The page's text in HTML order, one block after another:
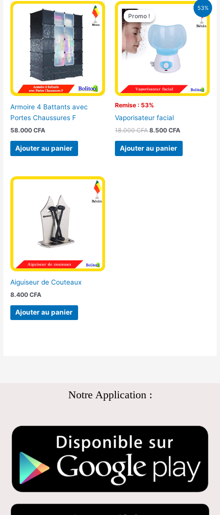
Armoire 4 Battants avec
Portes Chaussures F
58.000CFA
Ajouter au panier
53%
Promo !
Remise : 53%
Promo !
Vaporisateur facial
18.000CFA
Le
prix
initial
était :
18.000 CFA.
8.500 CFA
Le
est :
8.500 CFA.
Ajouter au panier
Aiguiseur de Couteaux
8.400CFA
Ajouter au panier
Notre Application :